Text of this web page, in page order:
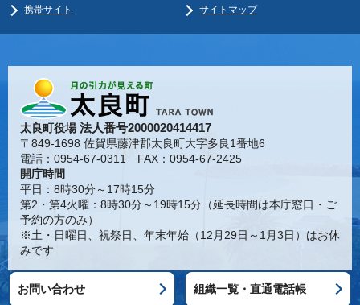
携帯サイト
サイトマップ
太良町役場法人番号2000020414417
〒849-1698 佐賀県藤津郡太良町大字多良1番地6
電話：0954-67-0311 FAX：0954-67-2425
開庁時間
平日：8時30分～17時15分
第2・第4火曜：8時30分～19時15分（延長時間は本庁窓口・ご
予約の方のみ）
※土・日曜日、祝祭日、年末年始（12月29日～1月3日）はお休
みです
お問い合わせ 組織一覧・直通電話帳